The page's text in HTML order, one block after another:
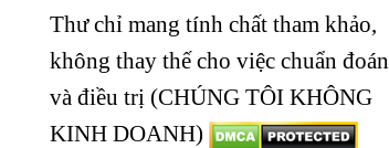
Thư chỉ mang tính chất tham khảo,
không thay thế cho việc chuẩn đoán
và điều trị (CHÚNG TÔI KHÔNG
KINH DOANH)